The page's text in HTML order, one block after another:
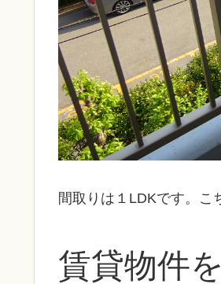
間取りは１LDKです。こ
賃貸物件